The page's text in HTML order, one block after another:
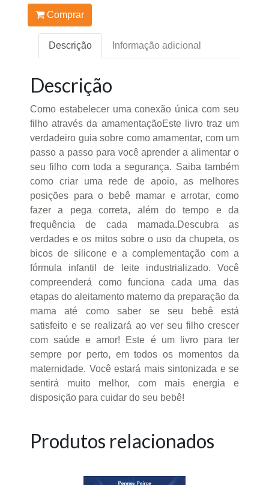
Comprar
Descrição Informação adicional
Descrição
Como estabelecer uma conexão única com seu
filho através da amamentaçãoEste livro traz um
verdadeiro guia sobre como amamentar, com um
passo a passo para você aprender a alimentar o
seu filho com toda a segurança. Saiba também
como criar uma rede de apoio, as melhores
posições para o bebê mamar e arrotar, como
fazer a pega correta, além do tempo e da
frequência de cada mamada.Descubra as
verdades e os mitos sobre o uso da chupeta, os
bicos de silicone e a complementação com a
fórmula infantil de leite industrializado. Você
compreenderá como funciona cada uma das
etapas do aleitamento materno da preparação da
mama até como saber se seu bebê está
satisfeito e se realizará ao ver seu filho crescer
com saúde e amor! Este é um livro para ter
sempre por perto, em todos os momentos da
maternidade. Você estará mais sintonizada e se
sentirá muito melhor, com mais energia e
disposição para cuidar do seu bebê!
Produtos relacionados